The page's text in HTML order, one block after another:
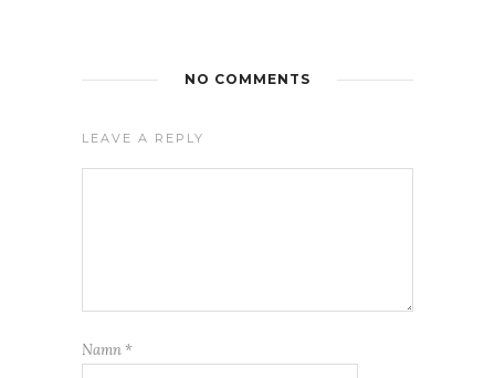
NO COMMENTS
LEAVE A REPLY
Namn *